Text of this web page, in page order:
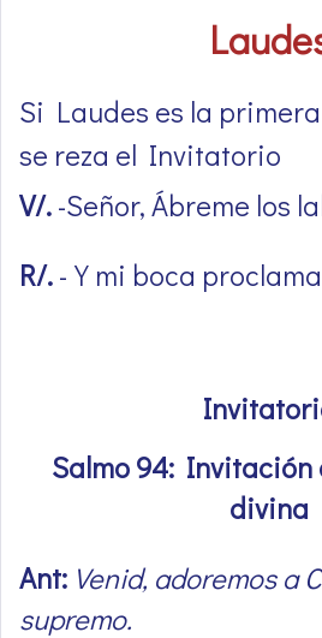
Si Laudes es la
se reza el Invitatorio
V/.-Señor, Ábreme los
R/.-Y mi boca
Salmo 94: Invitación
divina
Ant: Venid, adoremos a
supremo.